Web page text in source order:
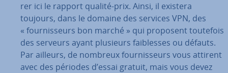
rer ici le rapport qualité-prix. Ainsi, il existera
toujours, dans le domaine des services VPN, des
« four­nis­seurs bon marché » qui proposent toutefois
des serveurs ayant plusieurs fai­blesses ou défauts.
Par ailleurs, de nombreux four­nis­seurs vous attirent
avec des périodes d’essai gratuit, mais vous devez